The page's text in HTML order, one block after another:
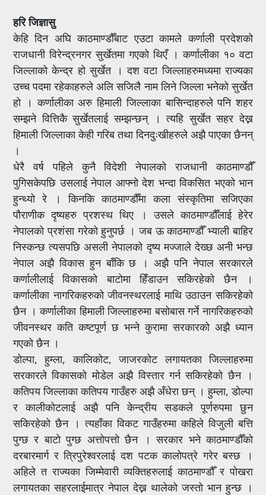
हरि जिज्ञासु
केहि दिन अघि काठमाण्डौँबाट एउटा कामले कर्णाली प्रदेशको
राजधानी विरेन्द्रनगर सुर्खेतमा गएको थिएँ । कर्णालीका १० वटा
जिल्लाको केन्द्र हो सुर्खेत । दश वटा जिल्लाहरुमध्यमा राज्यका
उच्च पदमा रहेकाहरुले अलि सजिलै नाम लिने जिल्ला भनेको सुर्खेत
हो । कर्णालीका अरु हिमाली जिल्लाका बासिन्दाहरुले पनि शहर
सम्झने वित्तिकै सुर्खेतलाई सम्झन्छन् । त्यहि सुर्खेत सहर देख्न
हिमाली जिल्लाका केही गरिब तथा दिनदुःखीहरुले अझै पाएका छैनन्
।
धेरै वर्ष पहिले कुनै विदेशी नेपालको राजधानी काठमाण्डौँ
पुगिसकेपछि उसलाई नेपाल आफ्नो देश भन्दा विकसित भएको भान
हुन्थ्यो रे । किनकि काठमाण्डौँमा कला संस्कृतिमा सजिएका
पौराणीक दृष्यहरु प्रशस्थ थिए । उसले काठमाण्डौँलाई हेरेर
नेपालको प्रशंसा गरेको हुनुपर्छ । जब ऊ काठमाण्डौँ भ्याली बाहिर
निस्कन्छ त्यसपछि असली नेपालको दृष्य मज्जाले देख्छ अनी भन्छ
नेपाल अझै विकास हुन बाँकि छ । अझै पनि नेपाल सरकारले
कर्णालीलाई विकासको बाटोमा हिँडाउन सकिरहेको छैन ।
कर्णालीका नागरिकहरुको जीवनस्थरलाई माथि उठाउन सकिरहेको
छैन । कर्णालीका हिमाली जिल्लाहरुमा बसोबास गर्ने नागरिकहरुको
जीवनस्थर कति कष्टपूर्ण छ भन्ने कुरामा सरकारको अझै ध्यान
गएको छैन ।
डोल्पा, हुम्ला, कालिकोट, जाजरकोट लगायतका जिल्लाहरुमा
सरकारले विकासको मोडेल अझै विस्तार गर्न सकिरहेको छैन ।
कतिपय जिल्लाका कतिपय गाउँहरु अझै अँधेरा छन् । हुम्ला, डोल्पा
र कालीकोटलाई अझै पनि केन्द्रीय सडकले पूर्णरुपमा छुन
सकिरहेको छैन । त्यहाँका विकट गाउँहरुमा कहिले विजुली बत्ति
पुग्छ र बाटो पुग्छ अत्तोपत्तो छैन । सरकार भने काठमाण्डौँको
दरबारमार्ग र त्रिपुरेश्वरलाई दश पटक कालोपत्रे गरेर बस्छ ।
अहिले त राज्यका जिम्मेवारी व्यक्तिहरुलाई काठमाण्डौँ र पोखरा
लगायतका सहरलाईमात्र नेपाल देख्न थालेको जस्तो भान हुन्छ ।